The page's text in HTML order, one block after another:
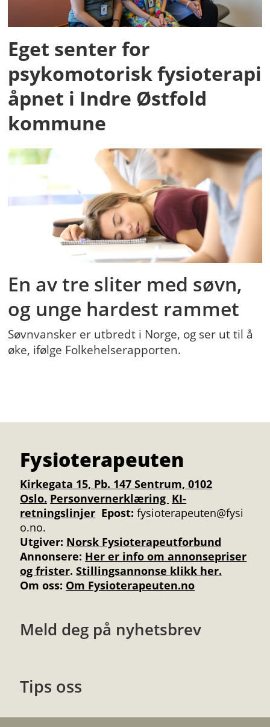
Eget senter for
psykomotorisk fysioterapi
åpnet i Indre Østfold
kommune
En av tre sliter med søvn,
og unge hardest rammet
Søvnvansker er utbredt i Norge, og ser ut til å
øke, ifølge Folkehelserapporten.
Fysioterapeuten
Kirkegata 15, Pb. 147 Sentrum, 0102
Oslo. Personvernerklæring KI-
retningslinjer Epost: fysioterapeuten@fysi
o.no.
Utgiver: Norsk Fysioterapeutforbund
Annonsere: Her er info om annonsepriser
og frister.Stillingsannonse klikk her.
Om oss: Om Fysioterapeuten.no
Meld deg på nyhetsbrev
Tips oss